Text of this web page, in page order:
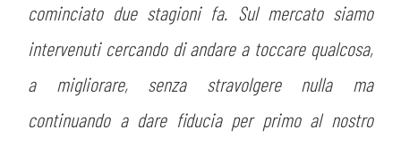
cominciato due stagioni fa. Sul mercato siamo
intervenuti cercando di andare a toccare qualcosa,
a migliorare, senza stravolgere nulla ma
continuando a dare fiducia per primo al nostro